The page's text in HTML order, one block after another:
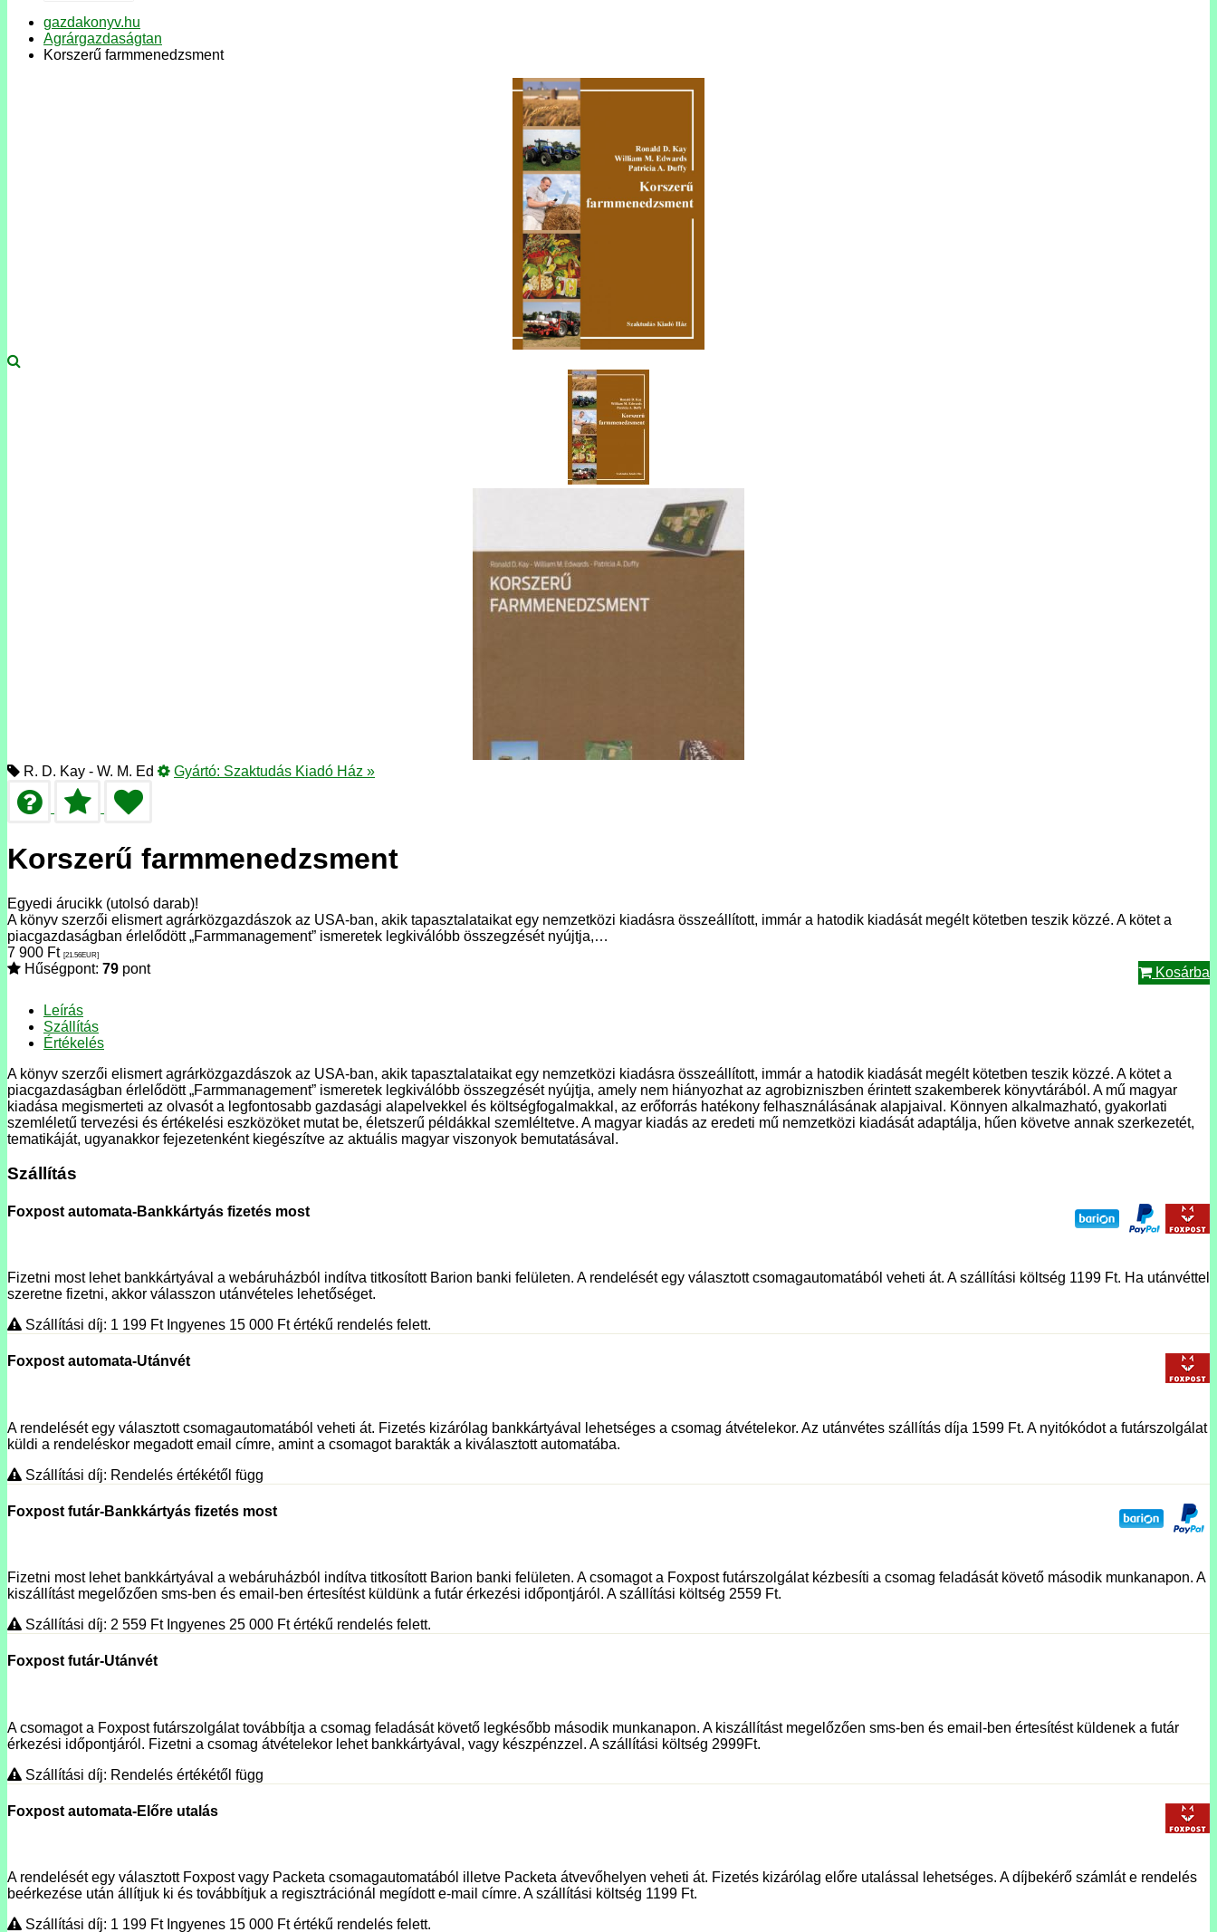
gazdakonyv.hu
Agrárgazdaságtan
Korszerű farmmenedzsment
R. D. Kay - W. M. Ed Gyártó: Szaktudás Kiadó Ház »
Korszerű farmmenedzsment
Egyedi árucikk (utolsó darab)!
A könyv szerzői elismert agrárközgazdászok az USA-ban, akik tapasztalataikat egy nemzetközi kiadásra összeállított, immár a hatodik kiadását megélt kötetben teszik közzé. A kötet a
piacgazdaságban érlelődött „Farmmanagement” ismeretek legkiválóbb összegzését nyújtja,…
7 900 Ft [21.56EUR]
Hűségpont: 79 pont Kosárba
Leírás
Szállítás
Értékelés
A könyv szerzői elismert agrárközgazdászok az USA-ban, akik tapasztalataikat egy nemzetközi kiadásra összeállított, immár a hatodik kiadását megélt kötetben teszik közzé. A kötet a
piacgazdaságban érlelődött „Farmmanagement” ismeretek legkiválóbb összegzését nyújtja, amely nem hiányozhat az agrobizniszben érintett szakemberek könyvtárából. A mű magyar
kiadása megismerteti az olvasót a legfontosabb gazdasági alapelvekkel és költségfogalmakkal, az erőforrás hatékony felhasználásának alapjaival. Könnyen alkalmazható, gyakorlati
szemléletű tervezési és értékelési eszközöket mutat be, életszerű példákkal szemléltetve. A magyar kiadás az eredeti mű nemzetközi kiadását adaptálja, hűen követve annak szerkezetét,
tematikáját, ugyanakkor fejezetenként kiegészítve az aktuális magyar viszonyok bemutatásával.
Szállítás
Foxpost automata-Bankkártyás fizetés most
Fizetni most lehet bankkártyával a webáruházból indítva titkosított Barion banki felületen. A rendelését egy választott csomagautomatából veheti át. A szállítási költség 1199 Ft. Ha utánvéttel
szeretne fizetni, akkor válasszon utánvételes lehetőséget.
Szállítási díj: 1 199 Ft Ingyenes 15 000 Ftértékű rendelés felett.
Foxpost automata-Utánvét
A rendelését egy választott csomagautomatából veheti át. Fizetés kizárólag bankkártyával lehetséges a csomag átvételekor. Az utánvétes szállítás díja 1599 Ft. A nyitókódot a futárszolgálat
küldi a rendeléskor megadott email címre, amint a csomagot barakták a kiválasztott automatába.
Szállítási díj: Rendelés értékétől függ
Foxpost futár-Bankkártyás fizetés most
Fizetni most lehet bankkártyával a webáruházból indítva titkosított Barion banki felületen. A csomagot a Foxpost futárszolgálat kézbesíti a csomag feladását követő második munkanapon. A
kiszállítást megelőzően sms-ben és email-ben értesítést küldünk a futár érkezési időpontjáról. A szállítási költség 2559 Ft.
Szállítási díj: 2 559 Ft Ingyenes 25 000 Ftértékű rendelés felett.
Foxpost futár-Utánvét
A csomagot a Foxpost futárszolgálat továbbítja a csomag feladását követő legkésőbb második munkanapon. A kiszállítást megelőzően sms-ben és email-ben értesítést küldenek a futár
érkezési időpontjáról. Fizetni a csomag átvételekor lehet bankkártyával, vagy készpénzzel. A szállítási költség 2999Ft.
Szállítási díj: Rendelés értékétől függ
Foxpost automata-Előre utalás
A rendelését egy választott Foxpost vagy Packeta csomagautomatából illetve Packeta átvevőhelyen veheti át. Fizetés kizárólag előre utalással lehetséges. A díjbekérő számlát e rendelés
beérkezése után állítjuk ki és továbbítjuk a regisztrációnál megídott e-mail címre. A szállítási költség 1199 Ft.
Szállítási díj: 1 199 Ft Ingyenes 15 000 Ftértékű rendelés felett.